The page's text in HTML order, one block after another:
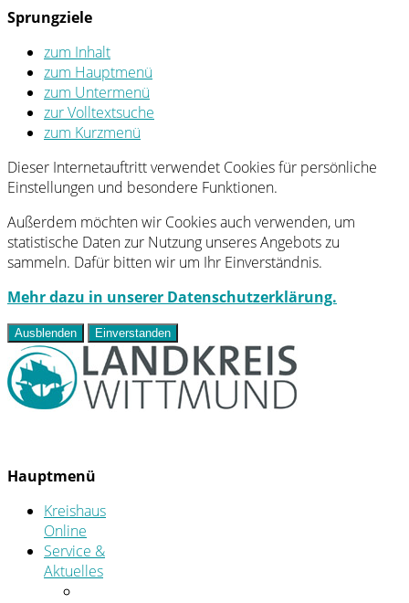
Sprungziele
zum Inhalt
zum Hauptmenü
zum Untermenü
zur Volltextsuche
zum Kurzmenü
Dieser Internetauftritt verwendet Cookies für persönliche
Einstellungen und besondere Funktionen.
Außerdem möchten wir Cookies auch verwenden, um
statistische Daten zur Nutzung unseres Angebots zu
sammeln. Dafür bitten wir um Ihr Einverständnis.
Mehr dazu in unserer Datenschutzerklärung.
Ausblenden Einverstanden
Hauptmenü
Kreishaus
Online
Service &
Aktuelles